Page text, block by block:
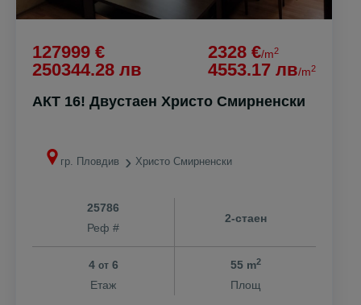
127999 €
250344.28 лв
2328 €/m2
4553.17 лв/m2
АКТ 16! Двустаен Христо Смирненски
гр. Пловдив Христо Смирненски
25786
Реф #
2-стаен
4 от6
Етаж
55 m2
Площ